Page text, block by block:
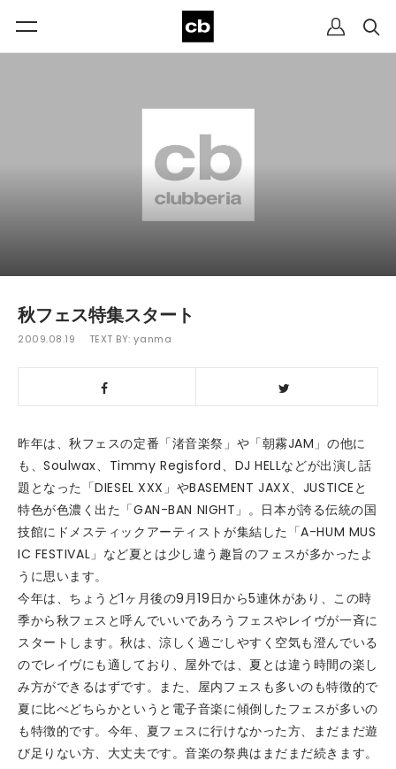
秋フェス特集スタート
2009.08.19 TEXT BY:yanma
昨年は、秋フェスの定番「渚音楽祭」や「朝霧JAM」の他に
も、Soulwax、Timmy Regisford、DJ HELLなどが出演し話
題となった「DIESEL XXX」やBASEMENT JAXX、JUSTICEと
特色が色濃く出た「GAN-BAN NIGHT」。日本が誇る伝統の国
技館にドメスティックアーティストが集結した「A-HUM MUS
IC FESTIVAL」など夏とは少し違う趣旨のフェスが多かったよ
うに思います。
今年は、ちょうど1ヶ月後の9月19日から5連休があり、この時
季から秋フェスと呼んでいいであろうフェスやレイヴが一斉に
スタートします。秋は、涼しく過ごしやすく空気も澄んでいる
のでレイヴにも適しており、屋外では、夏とは違う時間の楽し
み方ができるはずです。また、屋内フェスも多いのも特徴的で
夏に比べどちらかというと電子音楽に傾倒したフェスが多いの
も特徴的です。今年、夏フェスに行けなかった方、まだまだ遊
び足りない方、大丈夫です。音楽の祭典はまだまだ続きます。